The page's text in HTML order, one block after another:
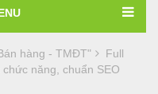
hàng - TMĐT"
Full
năng, chuẩn SEO